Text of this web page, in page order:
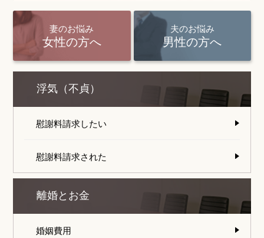
妻のお悩み
女性の方へ
夫のお悩み
男性の方へ
浮気（不貞）
慰謝料請求したい
慰謝料請求された
離婚とお金
婚姻費用